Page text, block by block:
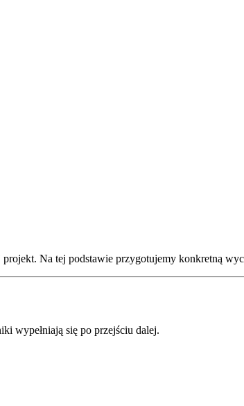
Na tej podstawie przygotujemy konkretną
wypełniają się po przejściu dalej.